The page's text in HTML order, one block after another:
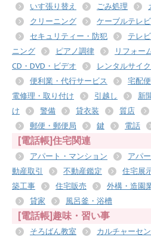
いす張り替え ごみ処理
クリーニング
ケーブルテレビ
セキュリティー・防犯
テレ
ニング
ピアノ調律 リフォー
CD・DVD・ビデオ
レンタルサイ
便利業・代行サービス
宅配便
電修理・取り付け
引越し 新
け
警備 貸衣装 質店
郵便・郵便局
鍵 電話
[電話帳]住宅関連
アパート・マンション アパ
動産取引
不動産鑑定 住宅展
築工事
住宅販売 外構・造園
貸家
風呂釜・浴槽
[電話帳]趣味・習い事
そろばん教室 カルチャーセ